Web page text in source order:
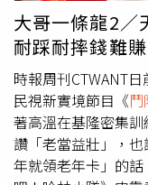
的玩笑話。（圖／
徐乃麟對著攝影機
豪至今仍未鐵腿、鐵
益壯。」而在眾人
笑說出：「來基隆
開玩笑邊大笑出來
（圖／本刊攝影組
團團長呂美吉指導
大哥一條龍2
耐踩耐摔錢難賺
時報周刊CTWANT
民視新實境節目《
著高溫在基隆密集
讚「老當益壯」，
年就領老年卡」的